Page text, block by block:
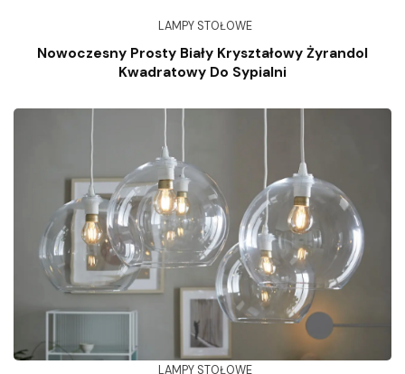
LAMPY STOŁOWE
Nowoczesny Prosty Biały Kryształowy Żyrandol
Kwadratowy Do Sypialni
LAMPY STOŁOWE